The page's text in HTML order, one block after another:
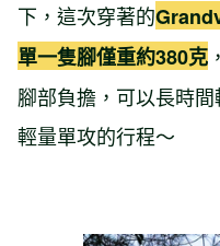
下，這次穿著的
單一隻腳僅重約380克
腳部負擔，可以長時
輕量單攻的行程～